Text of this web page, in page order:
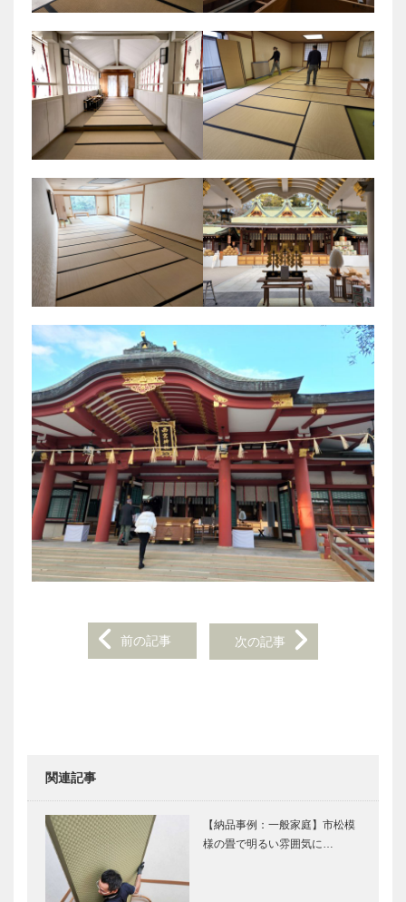
前の記事 次の記事
関連記事
【納品事例：一般家庭】市松模
様の畳で明るい雰囲気に…